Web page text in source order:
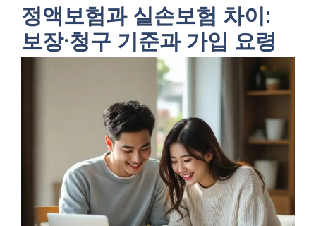
정액보험과 실손보험 차이:
보장·청구 기준과 가입 요령